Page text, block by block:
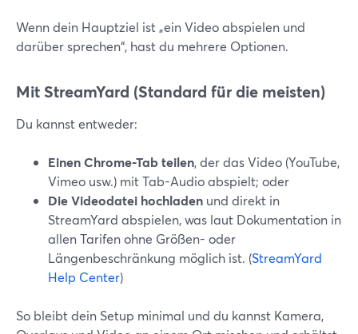
Wenn dein Hauptziel ist „ein Video abspielen und
darüber sprechen“, hast du mehrere Optionen.
Mit StreamYard (Standard für die meisten)
Du kannst entweder:
Einen Chrome-Tab teilen, der das Video (YouTube,
Vimeo usw.) mit Tab-Audio abspielt; oder
Die Videodatei hochladen und direkt in
StreamYard abspielen, was laut Dokumentation in
allen Tarifen ohne Größen- oder
Längenbeschränkung möglich ist. (StreamYard
Help Center)
So bleibt dein Setup minimal und du kannst Kamera,